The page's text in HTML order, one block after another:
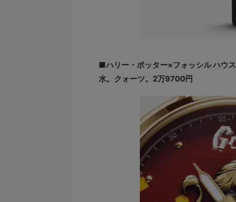
■ハリー・ポッター×フォッシル ハウ
水。クォーツ。2万9700円